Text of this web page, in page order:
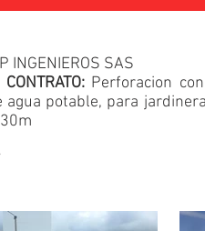
INGENIEROS SAS
Perforacion
agua potable, para